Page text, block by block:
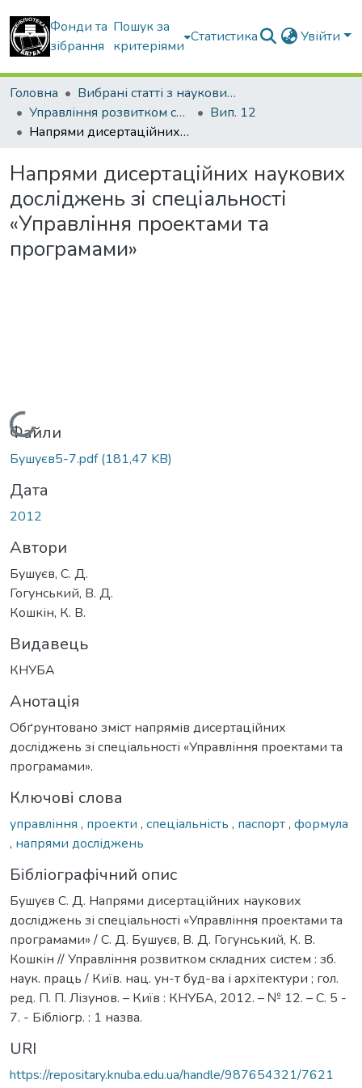
Фонди та
зібрання
Пошук за
критеріями
Статистика Увійти
Головна
Вибрані статті з наукових збірників КНУБА
Управління розвитком складних систем
Вип. 12
Напрями дисертаційних наукових досліджень зі спеціальності «Управління проектами та програмами»
Напрями дисертаційних наукових
досліджень зі спеціальності
«Управління проектами та
програмами»
Вантажиться...
Файли
Бушуєв5-7.pdf(181,47 KB)
Дата
2012
Автори
Бушуєв, С. Д.
Гогунський, В. Д.
Кошкін, К. В.
Видавець
КНУБА
Анотація
Обґрунтовано зміст напрямів дисертаційних
досліджень зі спеціальності «Управління проектами та
програмами».
Ключові слова
управління , проекти , спеціальність , паспорт, формула
, напрями досліджень
Бібліографічний опис
Бушуєв С. Д. Напрями дисертаційних наукових
досліджень зі спеціальності «Управління проектами та
програмами» / С. Д. Бушуєв, В. Д. Гогунський, К. В.
Кошкін // Управління розвитком складних систем : зб.
наук. праць / Київ. нац. ун-т буд-ва і архітектури ; гол.
ред. П. П. Лізунов. – Київ : КНУБА, 2012. – № 12. – С. 5 -
7. - Бібліогр. : 1 назва.
URI
https://repositary.knuba.edu.ua/handle/987654321/7621